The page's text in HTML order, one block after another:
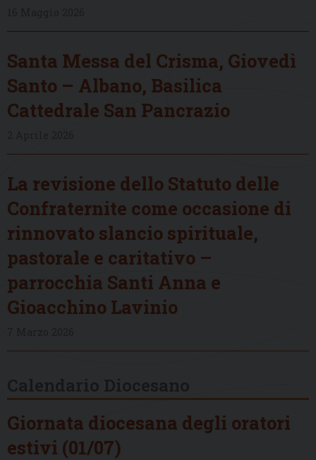
Santa Messa del Crisma, Giovedì
Santo – Albano, Basilica
Cattedrale San Pancrazio
La revisione dello Statuto delle
Confraternite come occasione di
rinnovato slancio spirituale,
pastorale e caritativo –
parrocchia Santi Anna e
Gioacchino Lavinio
Giornata diocesana degli oratori
estivi (01/07)